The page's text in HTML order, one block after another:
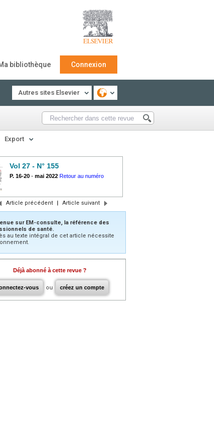
bibliothèque Connexion
Autres sites Elsevier
Export
Vol 27 - N° 155
P. 16-20 - mai 2022 Retour au numéro
Article précédent | Article suivant
sur EM-consulte, la référence des
de santé.
au texte intégral de cet article nécessite
Déjà abonné à cette revue ?
vous ou créez un compte